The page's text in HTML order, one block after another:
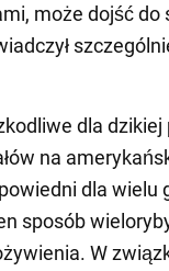
może dojść
dla dzikiej
na
dla wielu
sposób
W